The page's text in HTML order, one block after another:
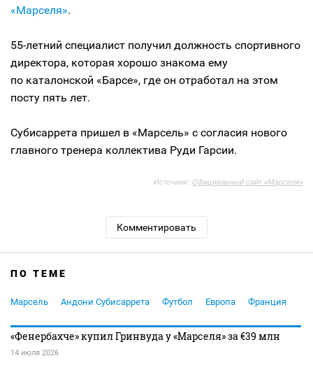
«Марселя».
55-летний специалист получил должность спортивного
директора, которая хорошо знакома ему
по каталонской «Барсе», где он отработал на этом
посту пять лет.
Субисаррета пришел в «Марсель» с согласия нового
главного тренера коллектива Руди Гарсии.
Источник: Официальный сайт «Марселя»
Комментировать
ПО ТЕМЕ
Марсель Андони Субисаррета Футбол Европа Франция
«Фенербахче» купил Гринвуда у «Марселя» за €39 млн
14 июля 2026